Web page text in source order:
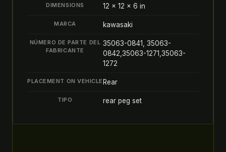
DIMENSIONS 12 × 12 × 6 in
MARCA kawasaki
NÚMERO DE PARTE DEL
FABRICANTE
35063-0841, 35063-
0842,35063-1271,35063-
1272
PLACEMENT ON VEHICLE Rear
TIPO rear peg set